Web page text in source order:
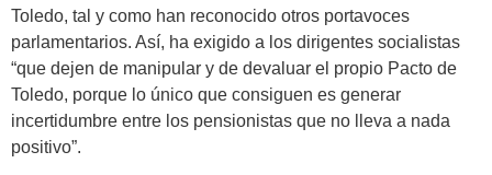
Toledo, tal y como han reconocido otros portavoces
parlamentarios. Así, ha exigido a los dirigentes socialistas
“que dejen de manipular y de devaluar el propio Pacto de
Toledo, porque lo único que consiguen es generar
incertidumbre entre los pensionistas que no lleva a nada
positivo”.